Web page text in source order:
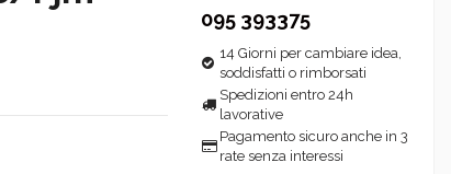
095 393375
14 Giorni per cambiare idea,
soddisfatti o rimborsati
Spedizioni entro 24h
lavorative
Pagamento sicuro anche in 3
rate senza interessi